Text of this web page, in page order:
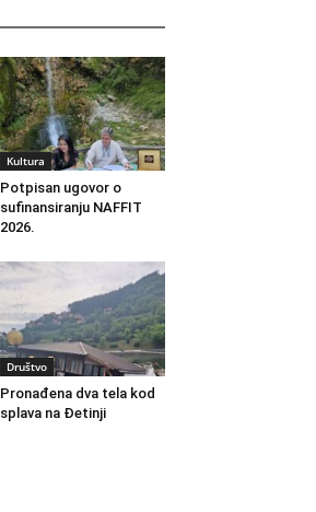
Kultura
Potpisan ugovor o
sufinansiranju NAFFIT
2026.
Društvo
Pronađena dva tela kod
splava na Đetinji